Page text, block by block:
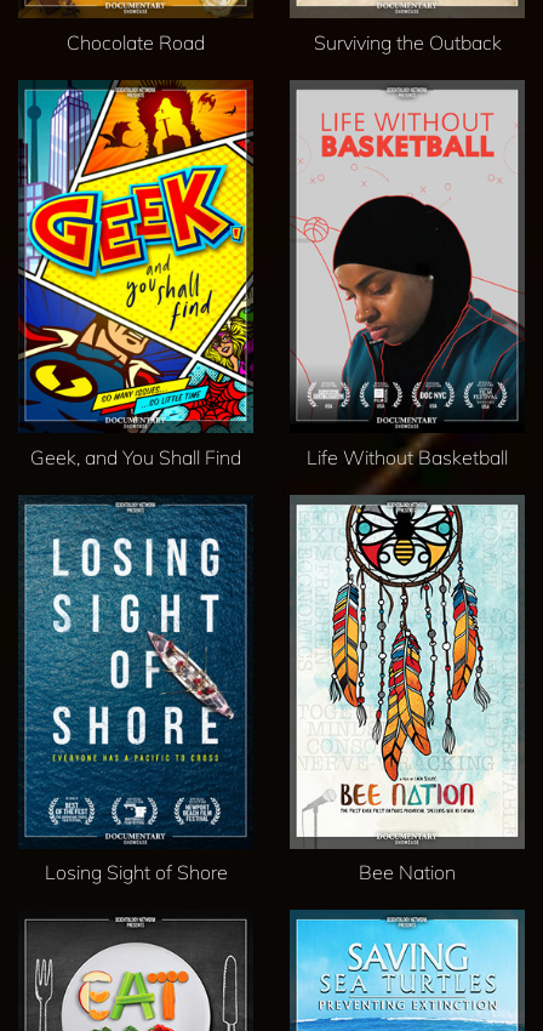
Chocolate Road Surviving the Outback
Geek, and You Shall Find Life Without Basketball
Losing Sight of Shore Bee Nation